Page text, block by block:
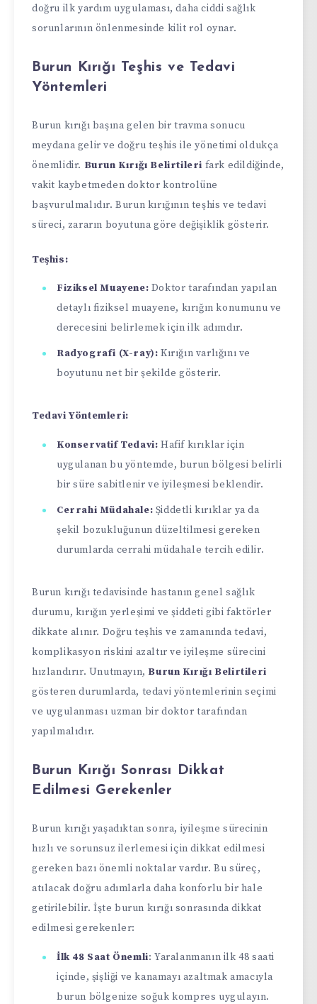
doğru ilk yardım uygulaması, daha ciddi sağlık
sorunlarının önlenmesinde kilit rol oynar.
Burun Kırığı Teşhis ve Tedavi
Yöntemleri
Burun kırığı başına gelen bir travma sonucu
meydana gelir ve doğru teşhis ile yönetimi oldukça
önemlidir. Burun Kırığı Belirtileri fark edildiğinde,
vakit kaybetmeden doktor kontrolüne
başvurulmalıdır. Burun kırığının teşhis ve tedavi
süreci, zararın boyutuna göre değişiklik gösterir.
Teşhis:
Fiziksel Muayene: Doktor tarafından yapılan
detaylı fiziksel muayene, kırığın konumunu ve
derecesini belirlemek için ilk adımdır.
Radyografi (X-ray): Kırığın varlığını ve
boyutunu net bir şekilde gösterir.
Tedavi Yöntemleri:
Konservatif Tedavi: Hafif kırıklar için
uygulanan bu yöntemde, burun bölgesi belirli
bir süre sabitlenir ve iyileşmesi beklendir.
Cerrahi Müdahale: Şiddetli kırıklar ya da
şekil bozukluğunun düzeltilmesi gereken
durumlarda cerrahi müdahale tercih edilir.
Burun kırığı tedavisinde hastanın genel sağlık
durumu, kırığın yerleşimi ve şiddeti gibi faktörler
dikkate alınır. Doğru teşhis ve zamanında tedavi,
komplikasyon riskini azaltır ve iyileşme sürecini
hızlandırır. Unutmayın, Burun Kırığı Belirtileri
gösteren durumlarda, tedavi yöntemlerinin seçimi
ve uygulanması uzman bir doktor tarafından
yapılmalıdır.
Burun Kırığı Sonrası Dikkat
Edilmesi Gerekenler
Burun kırığı yaşadıktan sonra, iyileşme sürecinin
hızlı ve sorunsuz ilerlemesi için dikkat edilmesi
gereken bazı önemli noktalar vardır. Bu süreç,
atılacak doğru adımlarla daha konforlu bir hale
getirilebilir. İşte burun kırığı sonrasında dikkat
edilmesi gerekenler:
İlk 48 Saat Önemli: Yaralanmanın ilk 48 saati
içinde, şişliği ve kanamayı azaltmak amacıyla
burun bölgenize soğuk kompres uygulayın.